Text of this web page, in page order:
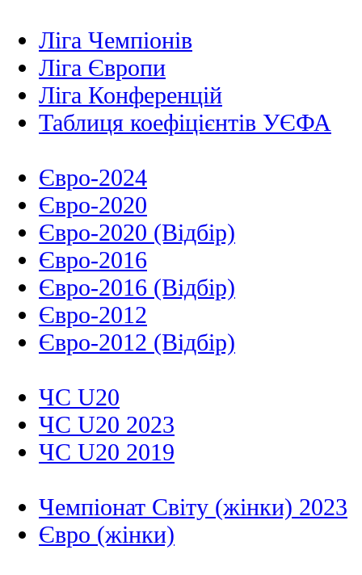
Ліга Чемпіонів
Ліга Європи
Ліга Конференцій
Таблиця коефіцієнтів УЄФА
Євро-2024
Євро-2020
Євро-2020 (Відбір)
Євро-2016
Євро-2016 (Відбір)
Євро-2012
Євро-2012 (Відбір)
ЧС U20
ЧС U20 2023
ЧС U20 2019
Чемпіонат Світу (жінки) 2023
Євро (жінки)